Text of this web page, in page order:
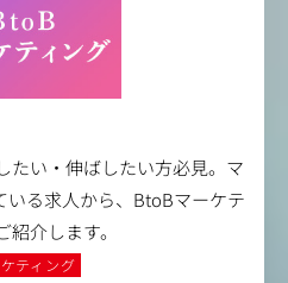
たい・伸ばしたい方必見。マ
いる求人から、BtoBマーケテ
介します。
ティング